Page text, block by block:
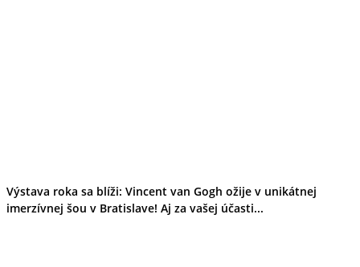
Výstava roka sa blíži: Vincent van Gogh ožije v unikátnej
imerzívnej šou v Bratislave! Aj za vašej účasti...